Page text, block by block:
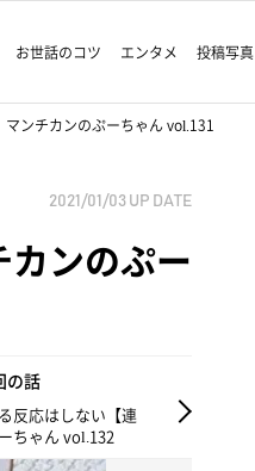
お世話のコツ エンタメ 投稿写真
ンチカンのぷーちゃん vol.131
2021/01/03 UP DATE
ンのぷー
の話
反応はしない【連
ちゃん vol.132